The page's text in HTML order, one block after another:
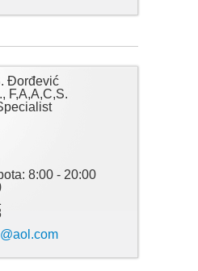
Đorđević
F,A,A,C,S.
8:00 - 20:00